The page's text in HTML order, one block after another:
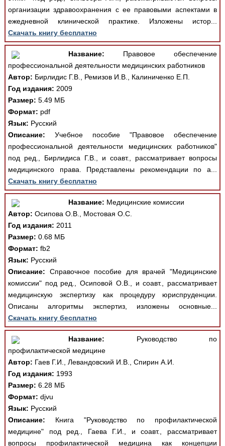
организации здравоохранения с ее правовыми аспектами в
ежедневной клинической практике. Изложены истор...
Скачать книгу бесплатно
Название: Правовое обеспечение
профессиональной деятельности медицинских работников
Автор: Бирлидис Г.В., Ремизов И.В., Калиниченко Е.П.
Год издания: 2009
Размер: 5.49 МБ
Формат: pdf
Язык: Русский
Описание: Учебное пособие "Правовое обеспечение
профессиональной деятельности медицинских работников"
под ред., Бирлидиса Г.В., и соавт., рассматривает вопросы
медицинского права. Представлены рекомендации по а...
Скачать книгу бесплатно
Название: Медицинские комиссии
Автор: Осипова О.В., Мостовая О.С.
Год издания: 2011
Размер: 0.68 МБ
Формат: fb2
Язык: Русский
Описание: Справочное пособие для врачей "Медицинские
комиссии" под ред., Осиповой О.В., и соавт., рассматривает
медицинскую экспертизу как процедуру юриспруденции.
Описаны алгоритмы экспертиз, изложены основные...
Скачать книгу бесплатно
Название: Руководство по
профилактической медицине
Автор: Гаев Г.И., Левандовский И.В., Спирин А.И.
Год издания: 1993
Размер: 6.28 МБ
Формат: djvu
Язык: Русский
Описание: Книга "Руководство по профилактической
медицине" под ред., Гаева Г.И., и соавт., рассматривает
вопросы профилактической медицина как концепции